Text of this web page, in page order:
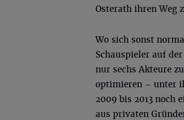
Osterath ihren Weg
Wo sich sonst
Schauspieler auf
nur sechs Akteure
optimieren – unter
2009 bis 2013 noch
aus privaten